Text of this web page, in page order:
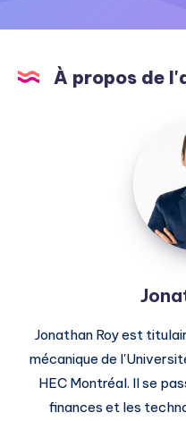
À propos de
Jonathan Roy est
mécanique de
HEC Montréal. Il se
finances et les